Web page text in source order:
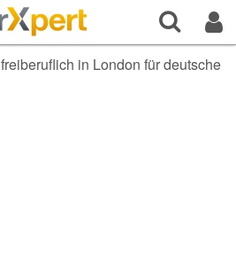
freiberuflich in London für deutsche